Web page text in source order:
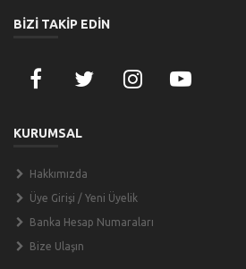
BİZİ TAKİP EDİN
KURUMSAL
Hakkımızda
Üye Girişi / Yeni Üyelik
Banka Hesap Numaraları
Bize Ulaşın